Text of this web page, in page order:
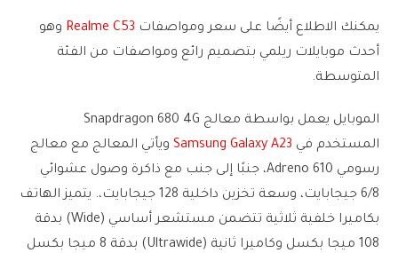
يمكنك الاطلاع أيضًا على سعر ومواصفات Realme C53 وهو
أحدث موبايلات ريلمي بتصميم رائع ومواصفات من الفئة
المتوسطة.
الموبايل يعمل بواسطة معالج Snapdragon 680 4G
المستخدم في Samsung Galaxy A23 ويأتي المعالج مع معالج
رسومي Adreno 610، جنبًا إلى جنب مع ذاكرة وصول عشوائي
6/8 جيجابايت، وسعة تخزين داخلية 128 جيجابايت،. يتميز الهاتف
بكاميرا خلفية ثلاثية تتضمن مستشعر أساسي (Wide) بدقة
108 ميجا بكسل وكاميرا ثانية (Ultrawide) بدقة 8 ميجا بكسل